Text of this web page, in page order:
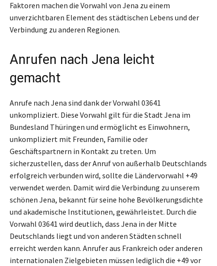
Faktoren machen die Vorwahl von Jena zu einem
unverzichtbaren Element des städtischen Lebens und der
Verbindung zu anderen Regionen.
Anrufen nach Jena leicht
gemacht
Anrufe nach Jena sind dank der Vorwahl 03641
unkompliziert. Diese Vorwahl gilt für die Stadt Jena im
Bundesland Thüringen und ermöglicht es Einwohnern,
unkompliziert mit Freunden, Familie oder
Geschäftspartnern in Kontakt zu treten. Um
sicherzustellen, dass der Anruf von außerhalb Deutschlands
erfolgreich verbunden wird, sollte die Ländervorwahl +49
verwendet werden. Damit wird die Verbindung zu unserem
schönen Jena, bekannt für seine hohe Bevölkerungsdichte
und akademische Institutionen, gewährleistet. Durch die
Vorwahl 03641 wird deutlich, dass Jena in der Mitte
Deutschlands liegt und von anderen Städten schnell
erreicht werden kann. Anrufer aus Frankreich oder anderen
internationalen Zielgebieten müssen lediglich die +49 vor